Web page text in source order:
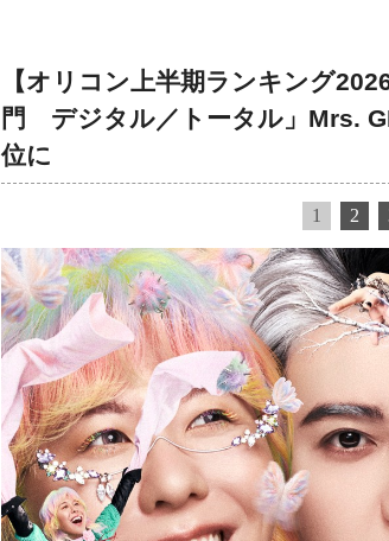
【オリコン上半期ランキング
門 デジタル／トータル」Mrs.
位に
1 2